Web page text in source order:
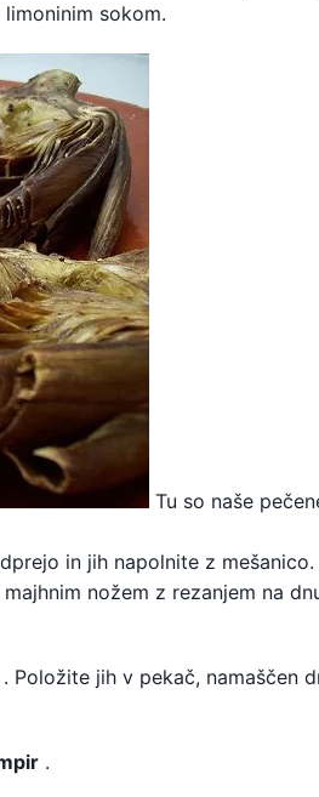
sokom.
Tu so naše
in jih napolnite z
nožem z rezanjem na
. Položite jih v pekač, namaščen
.